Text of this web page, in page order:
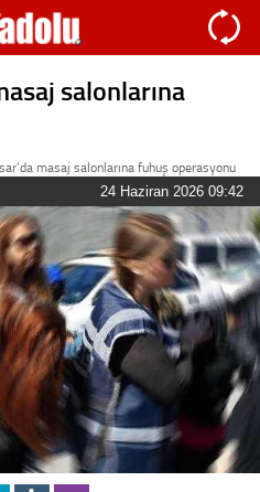
salonlarına
masaj salonlarına fuhuş operasyonu
24 Haziran 2026 09:42